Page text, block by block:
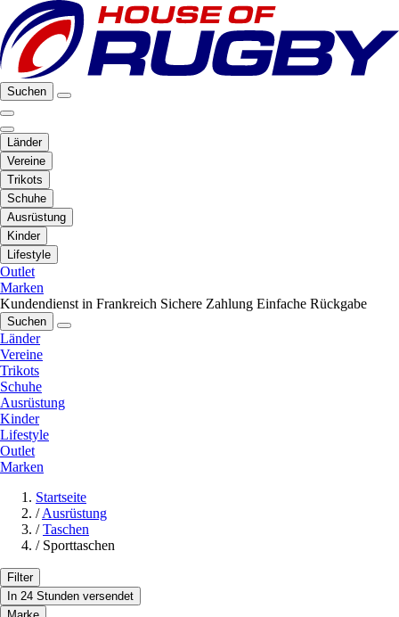
Suchen
Länder
Vereine
Trikots
Schuhe
Ausrüstung
Kinder
Lifestyle
Outlet
Marken
Kundendienst in Frankreich Sichere Zahlung Einfache Rückgabe
Suchen
Länder
Vereine
Trikots
Schuhe
Ausrüstung
Kinder
Lifestyle
Outlet
Marken
Startseite
/ Ausrüstung
/ Taschen
/ Sporttaschen
Filter
In 24 Stunden versendet